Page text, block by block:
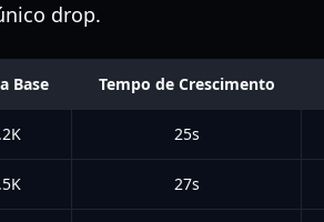
drop.
Base Tempo de Crescimento
25s
27s